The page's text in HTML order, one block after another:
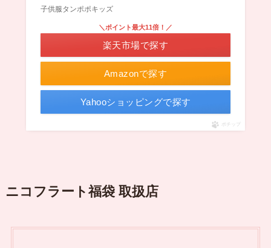
子供服タンポポキッズ
Amazonで探す
＼ポイント最大11倍！／
楽天市場で探す
Yahooショッピングで探す
ポチップ
ニコフラート福袋 取扱店